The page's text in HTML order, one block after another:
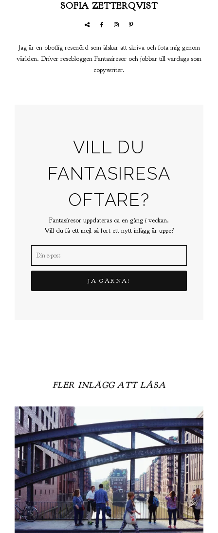
SOFIA ZETTERQVIST
Jag är en obotlig resenörd som älskar att skriva och fota mig genom
världen. Driver resebloggen Fantasiresor och jobbar till vardags som
copywriter.
VILL DU
FANTASIRESA
OFTARE?
Fantasiresor uppdateras ca en gång i veckan.
Vill du få ett mejl så fort ett nytt inlägg är uppe?
FLER INLÄGG ATT LÄSA